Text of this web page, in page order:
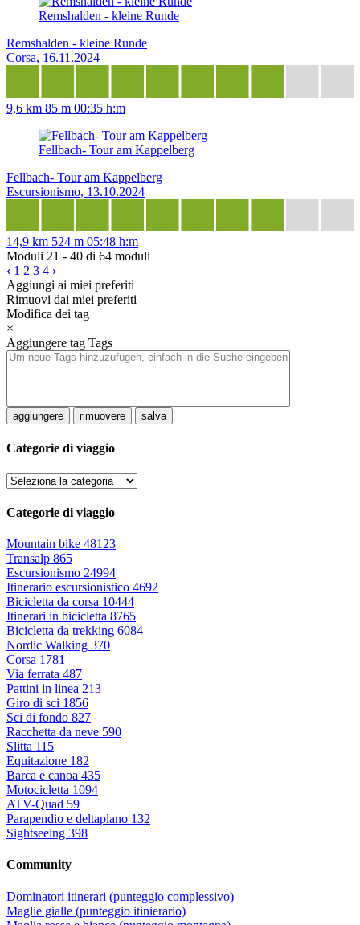
Remshalden - kleine Runde
Remshalden - kleine Runde
Corsa, 16.11.2024
9,6 km 85 m 00:35 h:m
Fellbach- Tour am Kappelberg
Fellbach- Tour am Kappelberg
Escursionismo, 13.10.2024
14,9 km 524 m 05:48 h:m
Moduli 21 - 40 di 64 moduli
‹ 1 2 3 4 ›
Aggiungi ai miei preferiti
Rimuovi dai miei preferiti
Modifica dei tag
×
Aggiungere tag Tags
aggiungere rimuovere salva
Categorie di viaggio
Categorie di viaggio
Mountain bike 48123
Transalp 865
Escursionismo 24994
Itinerario escursionistico 4692
Bicicletta da corsa 10444
Itinerari in bicicletta 8765
Bicicletta da trekking 6084
Nordic Walking 370
Corsa 1781
Via ferrata 487
Pattini in linea 213
Giro di sci 1856
Sci di fondo 827
Racchetta da neve 590
Slitta 115
Equitazione 182
Barca e canoa 435
Motocicletta 1094
ATV-Quad 59
Parapendio e deltaplano 132
Sightseeing 398
Community
Dominatori itinerari (punteggio complessivo)
Maglie gialle (punteggio itinierario)